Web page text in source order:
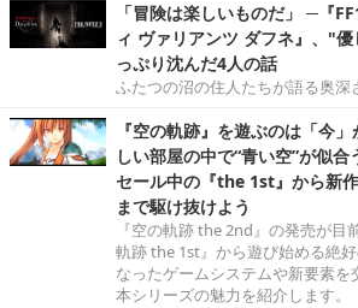
「冒険は楽しいものだ」 ─『
ィ ヴァリアンツ ダフネ』、"
っぷり沈んだ4人の話
ふたつの沼の住人たちが語る奥深
『空の軌跡』を遊ぶのは「今
しい部屋の中で“青い空”が似
セール中の『the 1st』から新
まで駆け抜けよう
『空の軌跡 the 2nd』の発売が目
軌跡 the 1st』から遊び始める絶
なったゲームシステムや新要素
本シリーズの魅力を紹介します。